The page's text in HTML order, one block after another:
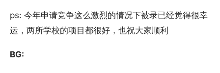
ps: 今年申请竞争这么激烈的情况下被录已经觉得很幸
运，两所学校的项目都很好，也祝大家顺利
BG: